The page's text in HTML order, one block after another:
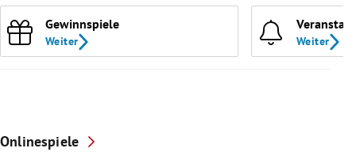
Gewinnspiele
Weiter Weiter
Onlinespiele